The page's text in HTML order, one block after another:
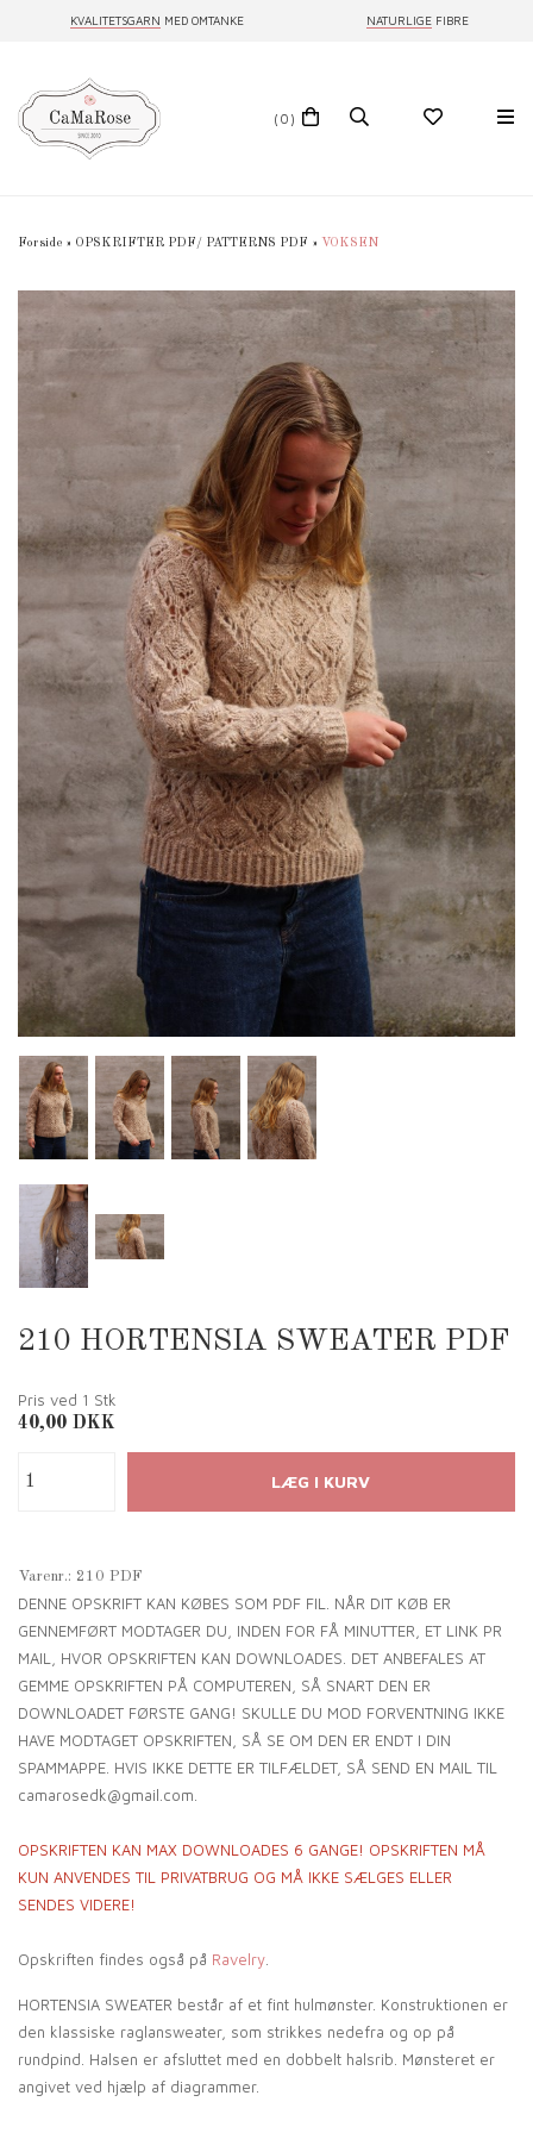
KVALITETSGARN MED OMTANKE NATURLIGE FIBRE
(0)
Forside » OPSKRIFTER PDF/ PATTERNS PDF » VOKSEN
210 HORTENSIA SWEATER PDF
Pris ved 1 Stk
40,00 DKK
Varenr.: 210 PDF
DENNE OPSKRIFT KAN KØBES SOM PDF FIL. NÅR DIT KØB ER
GENNEMFØRT MODTAGER DU, INDEN FOR FÅ MINUTTER, ET LINK PR
MAIL, HVOR OPSKRIFTEN KAN DOWNLOADES. DET ANBEFALES AT
GEMME OPSKRIFTEN PÅ COMPUTEREN, SÅ SNART DEN ER
DOWNLOADET FØRSTE GANG! SKULLE DU MOD FORVENTNING IKKE
HAVE MODTAGET OPSKRIFTEN, SÅ SE OM DEN ER ENDT I DIN
SPAMMAPPE. HVIS IKKE DETTE ER TILFÆLDET, SÅ SEND EN MAIL TIL
camarosedk@gmail.com.
OPSKRIFTEN KAN MAX DOWNLOADES 6 GANGE! OPSKRIFTEN MÅ
KUN ANVENDES TIL PRIVATBRUG OG MÅ IKKE SÆLGES ELLER
SENDES VIDERE!
Opskriften findes også på Ravelry
HORTENSIA SWEATER består af et fint hulmønster. Konstruktionen er
den klassiske raglansweater, som strikkes nedefra og op på
rundpind. Halsen er afsluttet med en dobbelt halsrib. Mønsteret er
angivet ved hjælp af diagrammer.